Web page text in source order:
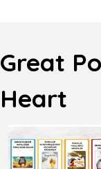
Great
Heart